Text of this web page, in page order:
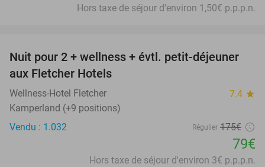
Hors taxe de séjour d'environ 1,50€ p.p.p.n.
55%
Nuit pour 2 + wellness + évtl. petit-déjeuner
aux Fletcher Hotels
Wellness-Hotel Fletcher 7.4 star
Kamperland (+9 positions)
Vendu : 1.032
Régulier 175€
79€
Hors taxe de séjour d'environ 3€ p.p.p.n.